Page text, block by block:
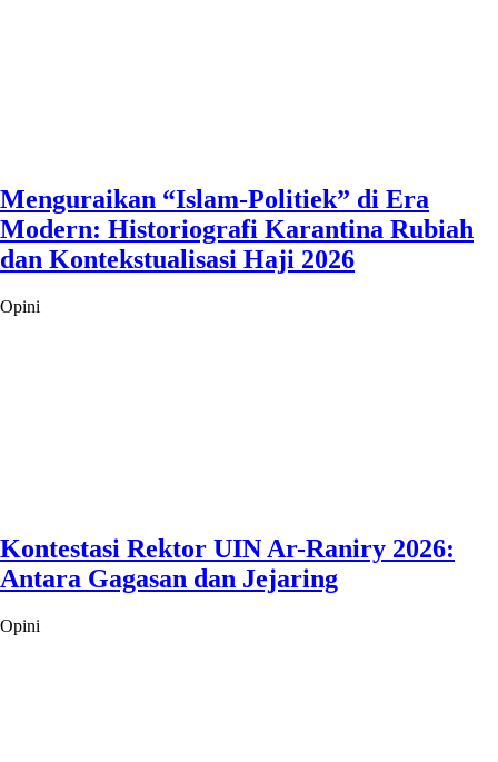
Menguraikan “Islam-Politiek” di Era
Modern: Historiografi Karantina Rubiah
dan Kontekstualisasi Haji 2026
Opini
Kontestasi Rektor UIN Ar-Raniry 2026:
Antara Gagasan dan Jejaring
Opini